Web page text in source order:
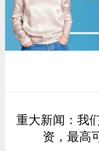
重大新闻：我
资，最高